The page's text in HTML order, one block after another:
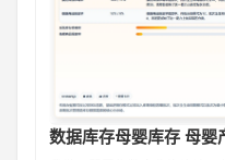
数据库存母婴库存 母